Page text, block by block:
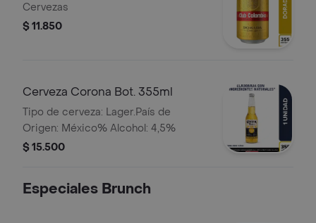
Cervezas
$ 11.850
Cerveza Corona Bot. 355ml
Tipo de cerveza: Lager.País de
Origen: México% Alcohol: 4,5%
$ 15.500
Especiales Brunch